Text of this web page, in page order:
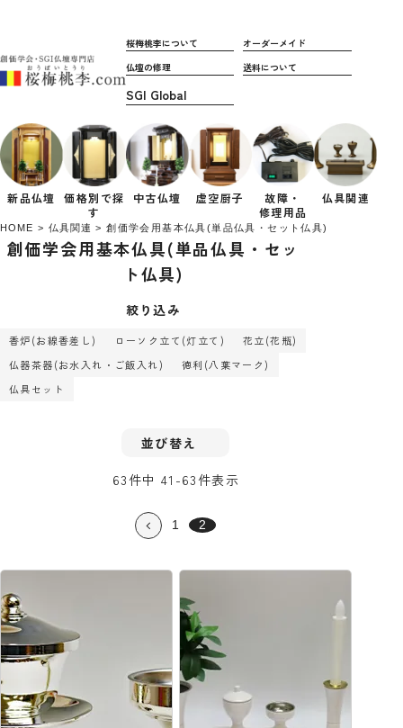
桜梅桃李について
オーダーメイド
仏壇の修理
送料について
新品仏壇 価格別で探
す
中古仏壇 虚空厨子
故障・
修理用品
仏具関連
HOME 仏具関連 創価学会用基本仏具(単品仏具・セット仏具)
創価学会用基本仏具(単品仏具・セッ
ト仏具)
絞り込み
香炉(お線香差し) ローソク立て(灯立て)
花立(花瓶)
仏器茶器(お水入れ・ご飯入れ)
徳利(八葉マーク)
仏具セット
並び替え
63件中 41 -63件表示
1 2